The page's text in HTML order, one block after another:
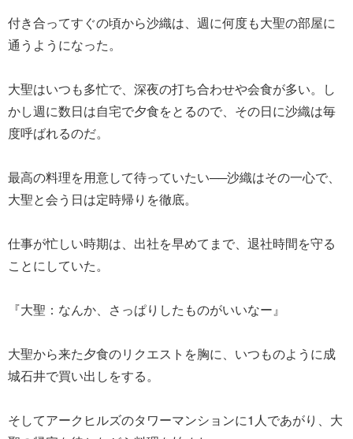
付き合ってすぐの頃から沙織は、週に何度も大聖の部屋に
通うようになった。
大聖はいつも多忙で、深夜の打ち合わせや会食が多い。し
かし週に数日は自宅で夕食をとるので、その日に沙織は毎
度呼ばれるのだ。
最高の料理を用意して待っていたい──沙織はその一心で、
大聖と会う日は定時帰りを徹底。
仕事が忙しい時期は、出社を早めてまで、退社時間を守る
ことにしていた。
『大聖：なんか、さっぱりしたものがいいなー』
大聖から来た夕食のリクエストを胸に、いつものように成
城石井で買い出しをする。
そしてアークヒルズのタワーマンションに1人であがり、大